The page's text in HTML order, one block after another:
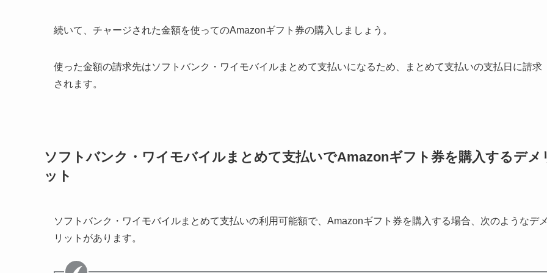
続いて、チャージされた金額を使ってのAmazonギフト券の購入しましょう。
使った金額の請求先はソフトバンク・ワイモバイルまとめて支払いになるため、まとめて支払いの支払日に請求
されます。
ソフトバンク・ワイモバイルまとめて支払いでAmazonギフト券を購入するデメ
ット
ソフトバンク・ワイモバイルまとめて支払いの利用可能額で、Amazonギフト券を購入する場合、次のようなデ
リットがあります。